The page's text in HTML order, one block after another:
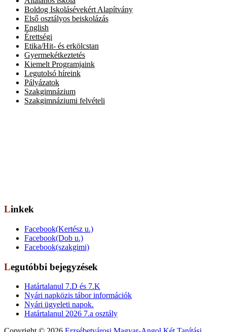
Boldog Iskolásévekért Alapítvány
Első osztályos beiskolázás
English
Érettségi
Etika/Hit- és erkölcstan
Gyermekétkeztetés
Kiemelt Programjaink
Legutolsó híreink
Pályázatok
Szakgimnázium
Szakgimnáziumi felvételi
Linkek
Facebook(Kertész u.)
Facebook(Dob u.)
Facebook(szakgimi)
Legutóbbi bejegyzések
Határtalanul 7.D és 7.K
Nyári napközis tábor információk
Nyári ügyeleti napok.
Határtalanul 2026 7.a osztály